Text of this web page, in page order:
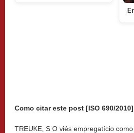
Como citar este post [ISO 690/
TREUKE, S O viés empregatício